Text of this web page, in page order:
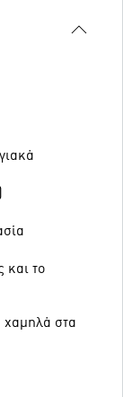
και το
χαμηλά στα